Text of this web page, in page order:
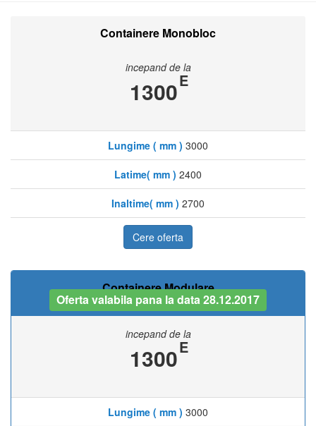
Containere Monobloc
incepand de la
1300E
Lungime ( mm ) 3000
Latime( mm ) 2400
Inaltime( mm ) 2700
Cere oferta
Containere Modulare
Oferta valabila pana la data 28.12.2017
incepand de la
1300E
Lungime ( mm ) 3000